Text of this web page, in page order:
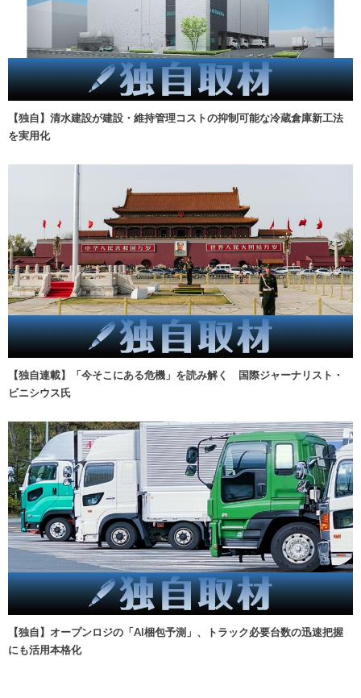
【独自】清水建設が建設・維持管理コストの抑制可能な冷蔵倉庫新工法
を実用化
【独自連載】「今そこにある危機」を読み解く 国際ジャーナリスト・
ビニシウス氏
【独自】オープンロジの「AI梱包予測」、トラック必要台数の迅速把握
にも活用本格化